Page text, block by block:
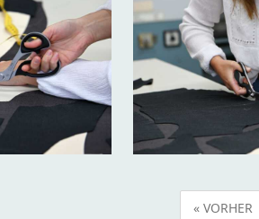
« VORHER